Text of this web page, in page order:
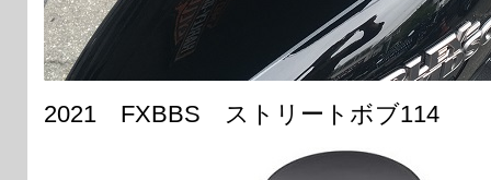
2021 FXBBS ストリートボブ114